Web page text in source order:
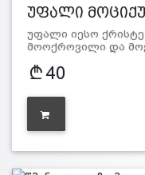
უფალი
უფალი იესო
მოოქროვილი და
40